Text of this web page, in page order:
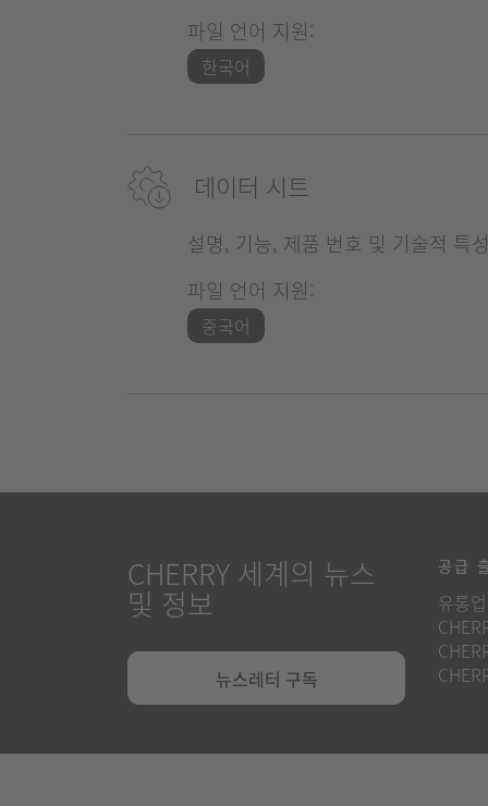
파일 언어 지원:
한국어
데이터 시트
설명, 기능, 제품 번호 및 기술적 특
파일 언어 지원:
중국어
CHERRY 세계의 뉴스
및 정보
뉴스레터 구독
공급
유통